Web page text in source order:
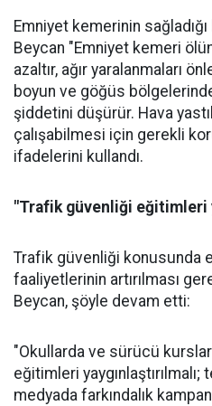
Emniyet kemerinin
Beycan "Emniyet kemeri
azaltır, ağır yaralanmaları
boyun ve göğüs
şiddetini düşürür. Hava
çalışabilmesi için gerekli
ifadelerini kullandı.
"Trafik güvenliği eğitimleri
Trafik güvenliği konusunda
faaliyetlerinin artırılması
Beycan, şöyle devam etti:
"Okullarda ve sürücü
eğitimleri
medyada farkındalık